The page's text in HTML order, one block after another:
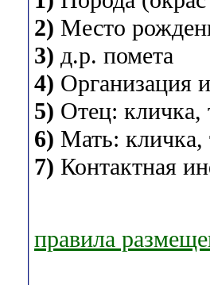
2) Место
3) д.р. помета
4) Организация
5) Отец: кличка,
6) Мать: кличка,
7) Контактная
правила